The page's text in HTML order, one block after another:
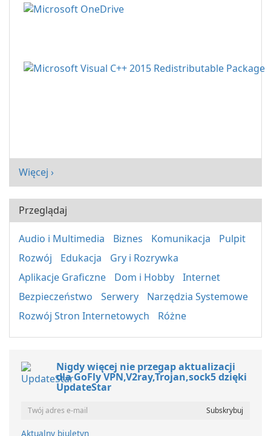
Więcej ›
Przeglądaj
Audio i Multimedia Biznes Komunikacja
Pulpit
Rozwój
Edukacja
Gry i Rozrywka
Aplikacje Graficzne
Dom i Hobby
Internet
Bezpieczeństwo
Serwery
Narzędzia Systemowe
Rozwój Stron Internetowych
Różne
Nigdy więcej nie przegap aktualizacji
dla GoFly VPN,V2ray,Trojan,sock5 dzięki
UpdateStar
Aktualny biuletyn